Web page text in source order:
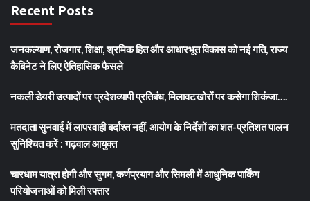
Recent Posts
जनकल्याण, रोजगार, शिक्षा, श्रमिक हित और आधारभूत विकास को नई गति, राज्य
कैबिनेट ने लिए ऐतिहासिक फैसले
नकली डेयरी उत्पादों पर प्रदेशव्यापी प्रतिबंध, मिलावटखोरों पर कसेगा शिकंजा….
मतदाता सुनवाई में लापरवाही बर्दाश्त नहीं, आयोग के निर्देशों का शत-प्रतिशत पालन
सुनिश्चित करें : गढ़वाल आयुक्त
चारधाम यात्रा होगी और सुगम, कर्णप्रयाग और सिमली में आधुनिक पार्किंग
परियोजनाओं को मिली रफ्तार